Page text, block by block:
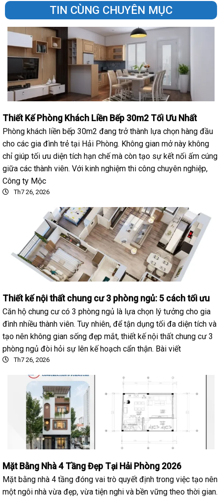
TIN CÙNG CHUYÊN MỤC
Thiết Kế Phòng Khách Liền Bếp 30m2 Tối Ưu Nhất
Phòng khách liền bếp 30m2 đang trở thành lựa chọn hàng đầu
cho các gia đình trẻ tại Hải Phòng. Không gian mở này không
chỉ giúp tối ưu diện tích hạn chế mà còn tạo sự kết nối ấm cúng
giữa các thành viên. Với kinh nghiệm thi công chuyên nghiệp,
Công ty Mộc
Th7 26, 2026
Thiết kế nội thất chung cư 3 phòng ngủ: 5 cách tối ưu
Căn hộ chung cư có 3 phòng ngủ là lựa chọn lý tưởng cho gia
đình nhiều thành viên. Tuy nhiên, để tận dụng tối đa diện tích và
tạo nên không gian sống đẹp mắt, thiết kế nội thất chung cư 3
phòng ngủ đòi hỏi sự lên kế hoạch cẩn thận. Bài viết
Th7 26, 2026
Mặt Bằng Nhà 4 Tầng Đẹp Tại Hải Phòng 2026
Mặt bằng nhà 4 tầng đóng vai trò quyết định trong việc tạo nên
một ngôi nhà vừa đẹp, vừa tiện nghi và bền vững theo thời gian.